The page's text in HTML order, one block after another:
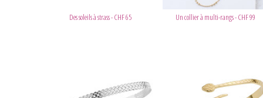
Des soleils à strass - CHF 65 Un collier à multi-rangs - CHF 99